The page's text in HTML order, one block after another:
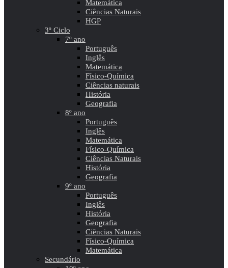
Matemática
Ciências Naturais
HGP
3º Ciclo
7º ano
Português
Inglês
Matemática
Físico-Química
Ciências naturais
História
Geografia
8º ano
Português
Inglês
Matemática
Físico-Química
Ciências Naturais
História
Geografia
9º ano
Português
Inglês
História
Geografia
Ciências Naturais
Físico-Química
Matemática
Secundário